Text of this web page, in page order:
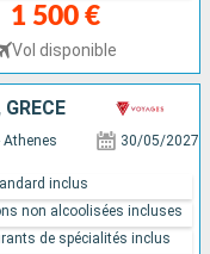
1 500 €
Vol disponible
Athenes 30/05/2027
inclus
non alcoolisées incluses
de spécialités inclus